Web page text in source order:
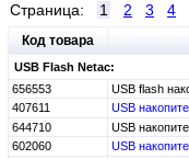
Страница:
1 2 3 4
Код товара
USB Flash Netac:
656553
USB flash
407611
USB
644710
USB
602060
USB